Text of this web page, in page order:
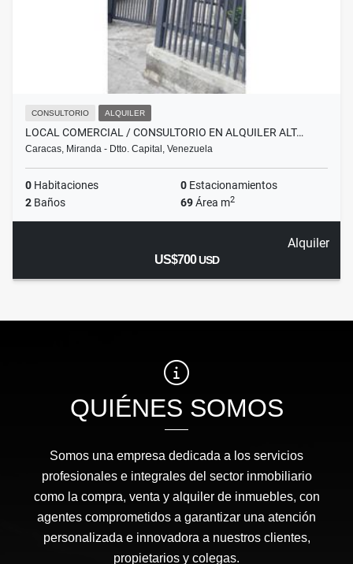
CONSULTORIO ALQUILER
LOCAL COMERCIAL / CONSULTORIO EN ALQUILER ALT…
Caracas, Miranda - Dtto. Capital, Venezuela
0 Habitaciones 0 Estacionamientos
2 Baños 69Área m2
Alquiler
US$700USD
QUIÉNES SOMOS
Somos una empresa dedicada a los servicios
profesionales e integrales del sector inmobiliario
como la compra, venta y alquiler de inmuebles, con
agentes comprometidos a garantizar una atención
personalizada e innovadora a nuestros clientes,
propietarios y colegas.